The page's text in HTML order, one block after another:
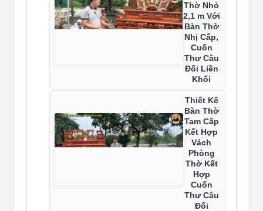
Thờ Nhỏ
2,1 m Với
Bàn Thờ
Nhị Cấp,
Cuốn
Thư Câu
Đối Liền
Khối
Thiết Kế
Bàn Thờ
Tam Cấp
Kết Hợp
Vách
Phòng
Thờ Kết
Hợp
Cuốn
Thư Câu
Đối